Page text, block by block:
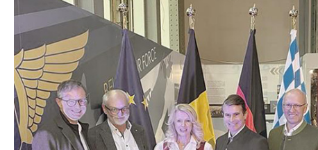
Infrastruktur zur Milderung der Klimaextreme in den
stehen“, fordert Thomas Banzhaf, Präsident des
31.1.2025 Bad Honnef.- Der Bundesverband Garten-,
Bundesregierung klare Forderungen: eine
Infrastruktur in den Städten und einen einfacheren